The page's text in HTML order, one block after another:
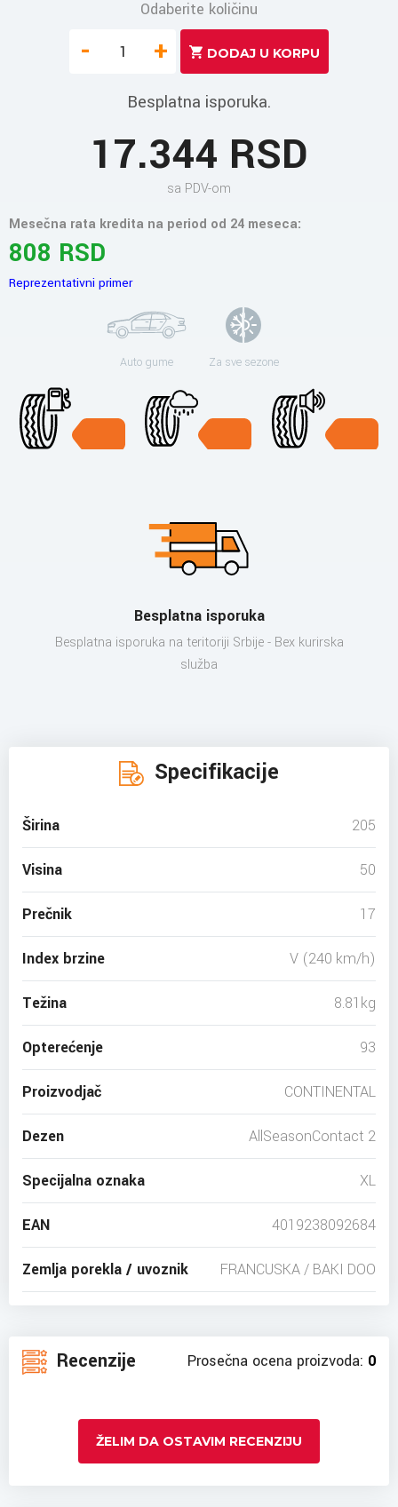
Odaberite količinu
- +
Besplatna isporuka.
17.344 RSD
sa PDV-om
Mesečna rata kredita na period od 24 meseca:
808 RSD
Reprezentativni primer
Auto gume Za sve sezone
Besplatna isporuka
Besplatna isporuka na teritoriji Srbije - Bex kurirska
služba
Specifikacije
Širina 205
Visina 50
Prečnik 17
Index brzine V (240 km/h)
Težina 8.81kg
Opterećenje 93
Proizvodjač CONTINENTAL
Dezen AllSeasonContact 2
Specijalna oznaka XL
EAN 4019238092684
Zemlja porekla / uvoznik FRANCUSKA / BAKI DOO
Recenzije Prosečna ocena proizvoda: 0
ŽELIM DA OSTAVIM RECENZIJU